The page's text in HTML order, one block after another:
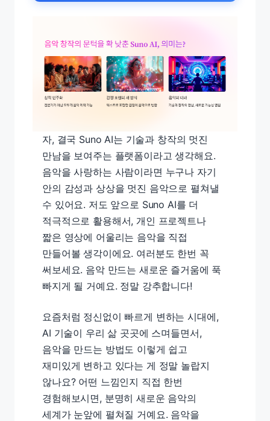
자, 결국 Suno AI는 기술과 창작의 멋진
만남을 보여주는 플랫폼이라고 생각해요.
음악을 사랑하는 사람이라면 누구나 자기
안의 감성과 상상을 멋진 음악으로 펼쳐낼
수 있어요. 저도 앞으로 Suno AI를 더
적극적으로 활용해서, 개인 프로젝트나
짧은 영상에 어울리는 음악을 직접
만들어볼 생각이에요. 여러분도 한번 꼭
써보세요. 음악 만드는 새로운 즐거움에 푹
빠지게 될 거예요. 정말 강추합니다!
요즘처럼 정신없이 빠르게 변하는 시대에,
AI 기술이 우리 삶 곳곳에 스며들면서,
음악을 만드는 방법도 이렇게 쉽고
재미있게 변하고 있다는 게 정말 놀랍지
않나요? 어떤 느낌인지 직접 한번
경험해보시면, 분명히 새로운 음악의
세계가 눈앞에 펼쳐질 거예요. 음악을